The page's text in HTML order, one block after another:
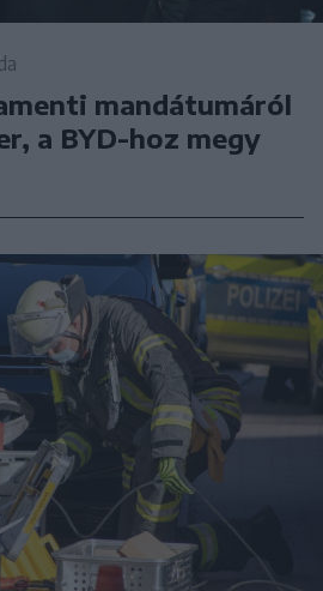
mandátumáról
a BYD-hoz megy